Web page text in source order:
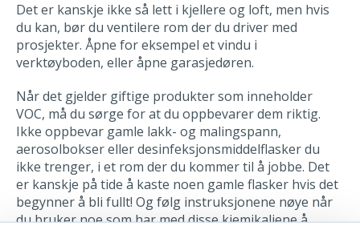
Det er kanskje ikke så lett i kjellere og loft, men hvis
du kan, bør du ventilere rom der du driver med
prosjekter. Åpne for eksempel et vindu i
verktøyboden, eller åpne garasjedøren.
Når det gjelder giftige produkter som inneholder
VOC, må du sørge for at du oppbevarer dem riktig.
Ikke oppbevar gamle lakk- og malingspann,
aerosolbokser eller desinfeksjonsmiddelflasker du
ikke trenger, i et rom der du kommer til å jobbe. Det
er kanskje på tide å kaste noen gamle flasker hvis det
begynner å bli fullt! Og følg instruksjonene nøye når
du bruker noe som har med disse kjemikaliene å